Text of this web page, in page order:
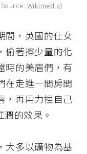
Wikimedia）
間，英國的仕女
偷著擦少量的化
時的美眉們，有
在走進一間房間
，再用力捏自己
的效果。
大多以礦物為基